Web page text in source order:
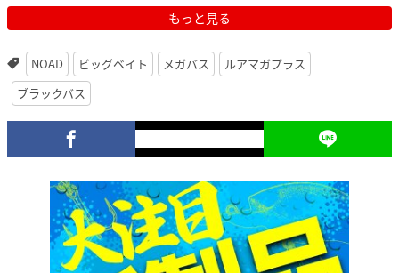
もっと見る
NOAD ビッグベイト メガバス
ルアマガプラス
ブラックバス